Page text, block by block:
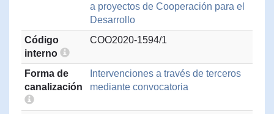
a proyectos de Cooperación para el
Desarrollo
Código
interno
COO2020-1594/1
Forma de
canalización
Intervenciones a través de terceros
mediante convocatoria